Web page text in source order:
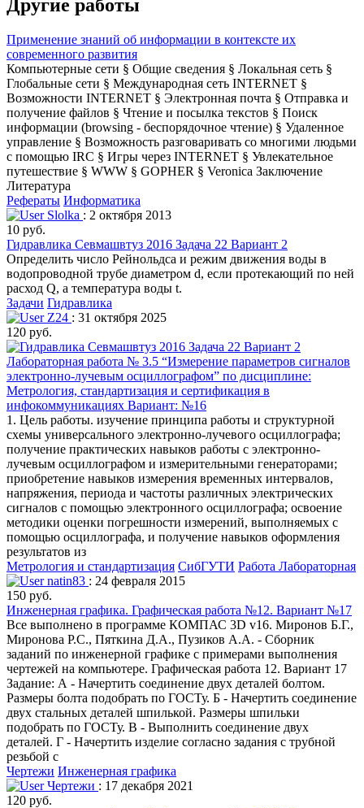
Другие работы
Применение знаний об информации в контексте их
современного развития
Компьютерные сети § Общие сведения § Локальная сеть §
Глобальные сети § Международная сеть INTERNET §
Возможности INTERNET § Электронная почта § Отправка и
получение файлов § Чтение и посылка текстов § Поиск
информации (browsing - беспорядочное чтение) § Удаленное
управление § Возможность разговаривать со многими людьми
с помощью IRC § Игры через INTERNET § Увлекательное
путешествие § WWW § GOPHER § Veronica Заключение
Литература
Рефераты Информатика
Slolka : 2 октября 2013
10 руб.
Гидравлика Севмашвтуз 2016 Задача 22 Вариант 2
Определить число Рейнольдса и режим движения воды в
водопроводной трубе диаметром d, если протекающий по ней
расход Q, а температура воды t.
Задачи Гидравлика
Z24 : 31 октября 2025
120 руб.
Лабораторная работа № 3.5 “Измерение параметров сигналов
электронно-лучевым осциллографом” по дисциплине:
Метрология, стандартизация и сертификация в
инфокоммуникациях Вариант: №16
1. Цель работы. изучение принципа работы и структурной
схемы универсального электронно-лучевого осциллографа;
получение практических навыков работы с электронно-
лучевым осциллографом и измерительными генераторами;
приобретение навыков измерения временных интервалов,
напряжения, периода и частоты различных электрических
сигналов с помощью электронного осциллографа; освоение
методики оценки погрешности измерений, выполняемых с
помощью осциллографа, и получение навыков оформления
результатов из
Метрология и стандартизация СибГУТИ Работа Лабораторная
natin83 : 24 февраля 2015
150 руб.
Инженерная графика. Графическая работа №12. Вариант №17
Все выполнено в программе КОМПАС 3D v16. Миронов Б.Г.,
Миронова Р.С., Пяткина Д.А., Пузиков А.А. - Сборник
заданий по инженерной графике с примерами выполнения
чертежей на компьютере. Графическая работа 12. Вариант 17
Задание: А - Начертить соединение двух деталей болтом.
Размеры болта подобрать по ГОСТу. Б - Начертить соединение
двух стальных деталей шпилькой. Размеры шпильки
подобрать по ГОСТу. В - Выполнить соединение двух
деталей. Г - Начертить изделие согласно задания с трубной
резьбой с
Чертежи Инженерная графика
Чертежи : 17 декабря 2021
120 руб.